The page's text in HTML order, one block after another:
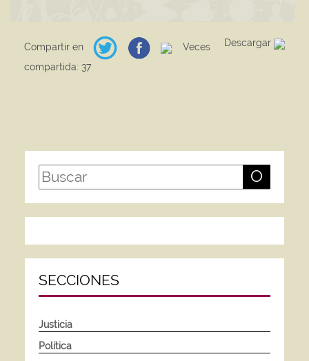
Compartir en Descargar
Veces
compartida: 37
O
SECCIONES
Justicia
Política